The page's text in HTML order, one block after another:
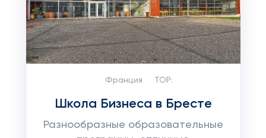
Франция TOP:
Школа Бизнеса в Бресте
Разнообразные образовательные